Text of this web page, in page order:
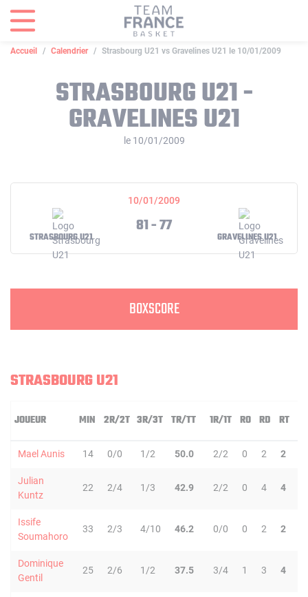
Accueil Calendrier Strasbourg U21 vs Gravelines U21 le 10/01/2009
STRASBOURG U21 -
GRAVELINES U21
le 10/01/2009
10/01/2009
STRASBOURG U21
81 - 77
GRAVELINES U21
BOXSCORE
STRASBOURG U21
JOUEUR MIN 2R/2T 3R/3T TR/TT 1R/1T RO RD RT
Mael Aunis 14 0/0 1/2 50.0 2/2 0 2 2
Julian
Kuntz
22 2/4 1/3 42.9 2/2 0 4 4
Issife
Soumahoro
33 2/3 4/10 46.2 0/0 0 2 2
Dominique
Gentil
25 2/6 1/2 37.5 3/4 1 3 4
Panneau de gestion des cookies